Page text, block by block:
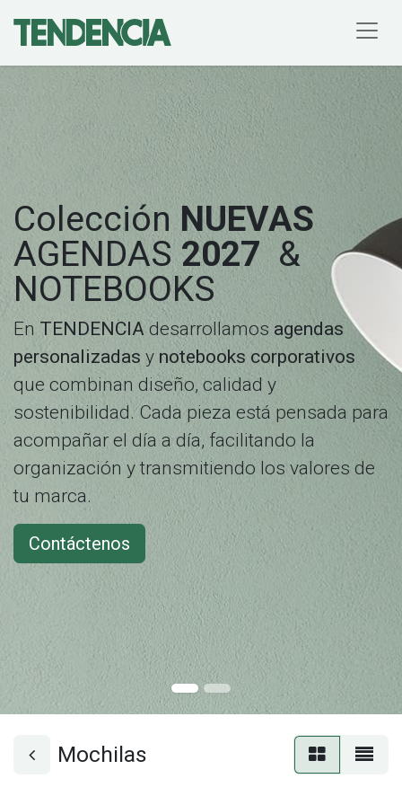
Colección NUEVAS
AGENDAS2027 &
NOTEBOOKS
En TENDENCIA desarrollamos agendas
personalizadas y notebooks corporativos
que combinan diseño, calidad y
sostenibilidad. Cada pieza está pensada para
acompañar el día a día, facilitando la
organización y transmitiendo los valores de
tu marca.
Contáctenos
Mochilas